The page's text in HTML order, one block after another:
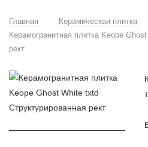
Главная Керамическая плитка
Керамогранитная плитка Keope
рект